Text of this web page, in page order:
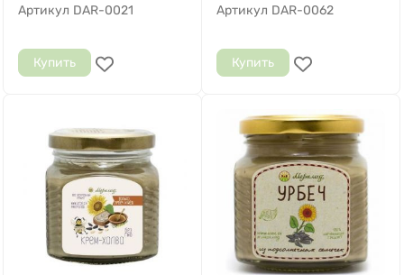
Артикул DAR-0021
Купить
Артикул DAR-0062
Купить